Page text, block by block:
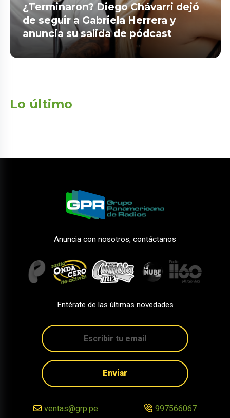
¿Terminaron? Diego Chávarri dejó
de seguir a Gabriela Herrera y
anuncia su salida de pódcast
Lo último
Anuncia con nosotros, contáctanos
Entérate de las últimas novedades
Enviar
ventas@grp.pe 997566067